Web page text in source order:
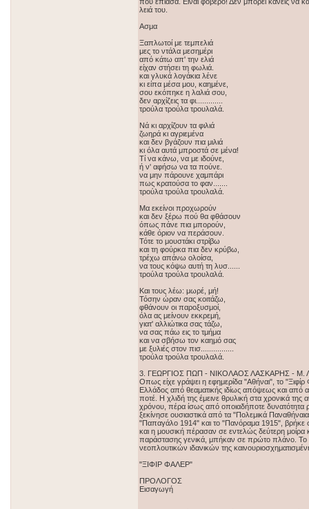
λειά του.
Ασμα
Ξαπλωτοί με τεμπελιά
μες το ντάλα μεσημέρι
από κάτω απ' την ελιά
είχαν στήσει τη φωλιά.
και γλυκά λογάκια λένε
κι είπα μέσα μου, καημένε,
σου εκόπηκε η λαλιά σου,
δεν αρχίζεις τα φι.............
τρούλα τρούλα τρουλαλά.
Νά κι αρχίζουν τα φιλιά
ζωηρά κι αγριεμένα
και δεν βγάζουν πια μιλιά
κι όλα αυτά μπροστά σε μένα!
Τί να κάνω, να με ιδούνε,
ή ν' αφήσω να τα πούνε.
να μην πάρουνε χαμπάρι
πως κρατούσα το φαν.......
τρούλα τρούλα τρουλαλά.
Μα εκείνοι προχωρούν
και δεν ξέρω πού θα φθάσουν
όπως πάνε πια μπορούν,
κάθε όριον να περάσουν.
Τότε το μουστάκι στρίβω
και τη φούρκα πια δεν κρύβω,
τρέχω απάνω ολοίσα,
να τους κόψω αυτή τη λυσ......
τρούλα τρούλα τρουλαλά.
Και τους λέω: μωρέ, μή!
Τόσην ώραν σας κοιτάζω,
φθάνουν οι παροξυσμοί,
όλα ας μείνουν εκκρεμή,
γιατ' αλλιώτικα σας τάζω,
να σας πάω εις το τμήμα
και να σβήσω τον καημό σας
με ξυλιές στον πισ................
τρούλα τρούλα τρουλαλά.
3. ΓΕΩΡΓΙΟΣ ΠΩΠ - ΝΙΚΟΛΑΟΣ ΛΑΣΚΑΡΗΣ - Μ.
Οπως είχε γράψει η εφημερίδα "Αθήναι", το
Ελλάδος από θεαματικής ιδίως απόψεως και
ποτέ. Η χλιδή της έμεινε θρυλική στα χρονικά
χρόνου, πέρα ίσως από οποιαδήποτε δυνατότητα
ξεκίνησε ουσιαστικά από τα "Πολεμικά
"Παπαγάλο 1914" και το "Πανόραμα 1915", βρήκε
και η μουσική πέρασαν σε εντελώς δεύτερη μοίρα
παράστασης γενικά, μπήκαν σε πρώτο πλάνο. Το
νεοπλουτικών ιδανικών της
"ΞΙΦΙΡ ΦΑΛΕΡ"
ΠΡΟΛΟΓΟΣ
Εισαγωγή